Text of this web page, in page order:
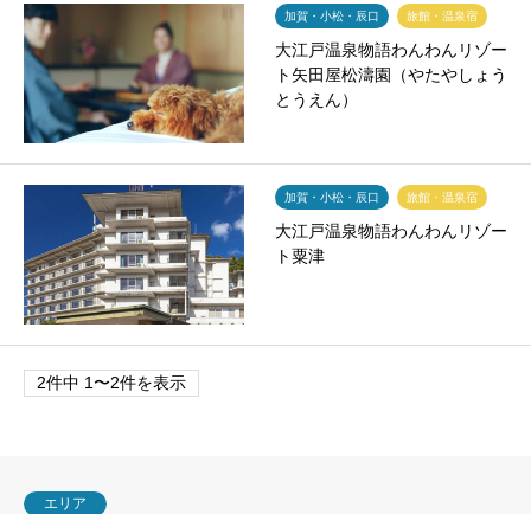
加賀・小松・辰口 旅館・温泉宿
大江戸温泉物語わんわんリゾー
ト矢田屋松濤園（やたやしょう
とうえん）
加賀・小松・辰口 旅館・温泉宿
大江戸温泉物語わんわんリゾー
ト粟津
2件中 1〜2件を表示
エリア